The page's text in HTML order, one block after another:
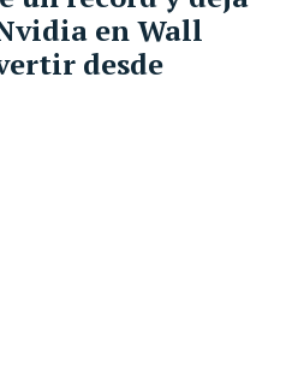
en Wall
desde